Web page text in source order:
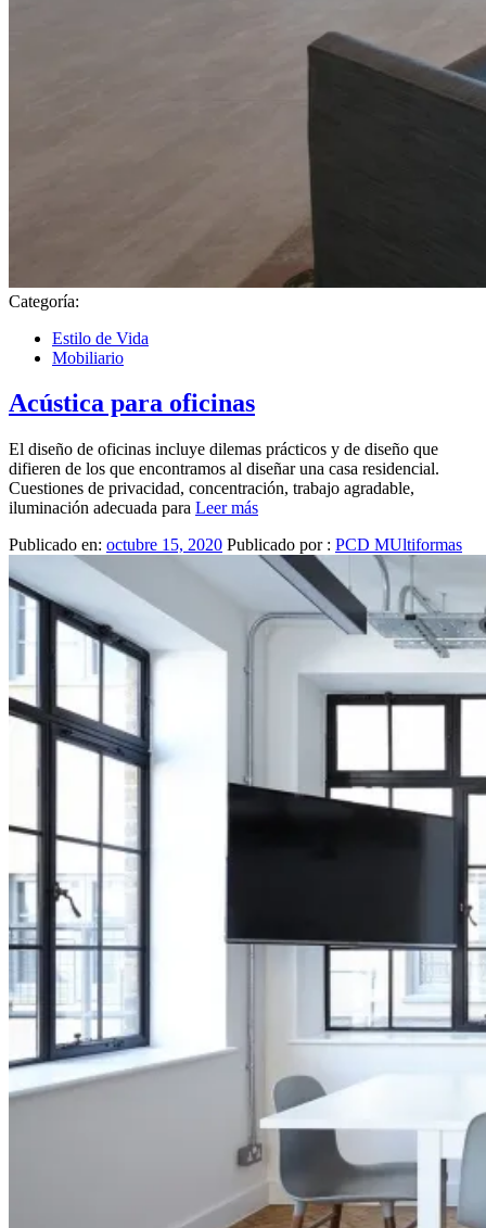
Categoría:
Estilo de Vida
Mobiliario
Acústica para oficinas
El diseño de oficinas incluye dilemas prácticos y de diseño que
difieren de los que encontramos al diseñar una casa residencial.
Cuestiones de privacidad, concentración, trabajo agradable,
iluminación adecuada para Leer más
Publicado en: octubre 15, 2020 Publicado por : PCD MUltiformas